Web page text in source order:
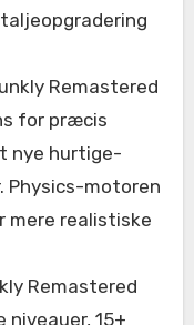
Remastered
for præcis
nye hurtige-
Physics-motoren
mere realistiske
Remastered
niveauer, 15+